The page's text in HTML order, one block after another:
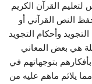
لتعليم القرآن الكريم
النص القرآني أو
وأحكام التجويد
هي بعض المعاني
بتوجهاتهم في
يلائم ماهم عليه من